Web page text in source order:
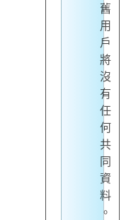
舊
用
戶
將
沒
有
任
何
共
同
資
料
。